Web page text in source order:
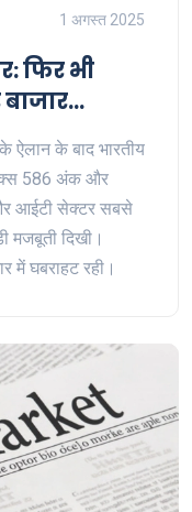
1 अगस्त 2025
फिर भी
ऐलान के बाद भारतीय
586 अंक और
आईटी सेक्टर सबसे
मजबूती दिखी।
में घबराहट रही।